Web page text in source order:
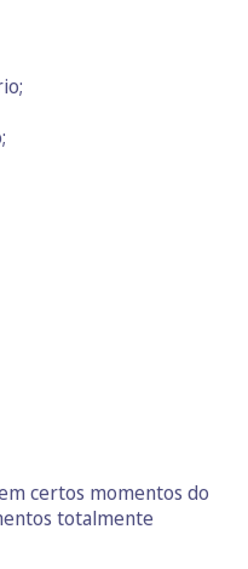
certos momentos do
totalmente